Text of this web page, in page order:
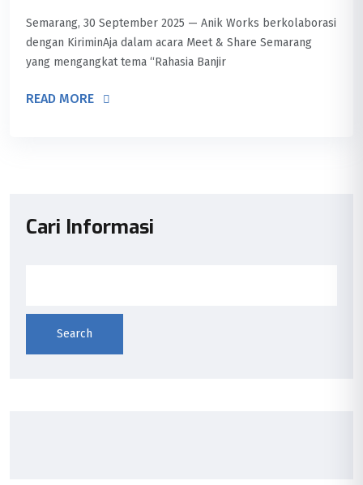
Semarang, 30 September 2025 — Anik Works berkolaborasi
dengan KiriminAja dalam acara Meet & Share Semarang
yang mengangkat tema “Rahasia Banjir
READ MORE
Cari Informasi
Search